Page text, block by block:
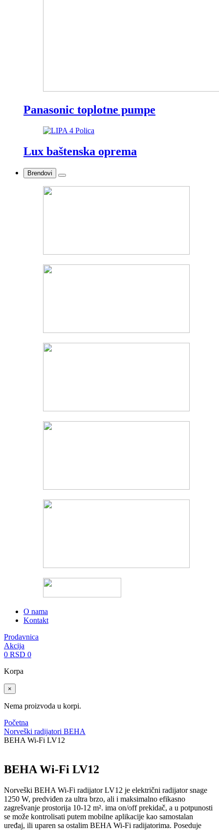
Panasonic toplotne pumpe
Lux baštenska oprema
Brendovi
O nama
Kontakt
Prodavnica
Akcija
0 RSD 0
Korpa
×
Nema proizvoda u korpi.
Početna
Norveški radijatori BEHA
BEHA Wi-Fi LV12
BEHA Wi-Fi LV12
Norveški BEHA Wi-Fi radijator LV12 je električni radijator snage
1250 W, predviđen za ultra brzo, ali i maksimalno efikasno
zagrešvanje prostorija 10-12 m². ima on/off prekidač, a u potpunosti
se može kontrolisati putem mobilne aplikacije kao samostalan
uređaj, ili uparen sa ostalim BEHA Wi-Fi radijatorima. Poseduje